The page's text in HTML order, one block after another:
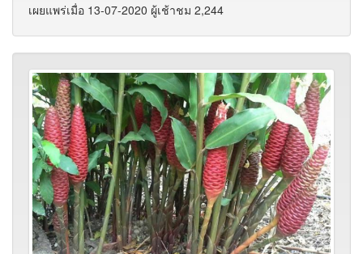
เผยแพร่เมื่อ 13-07-2020 ผู้เช้าชม 2,244